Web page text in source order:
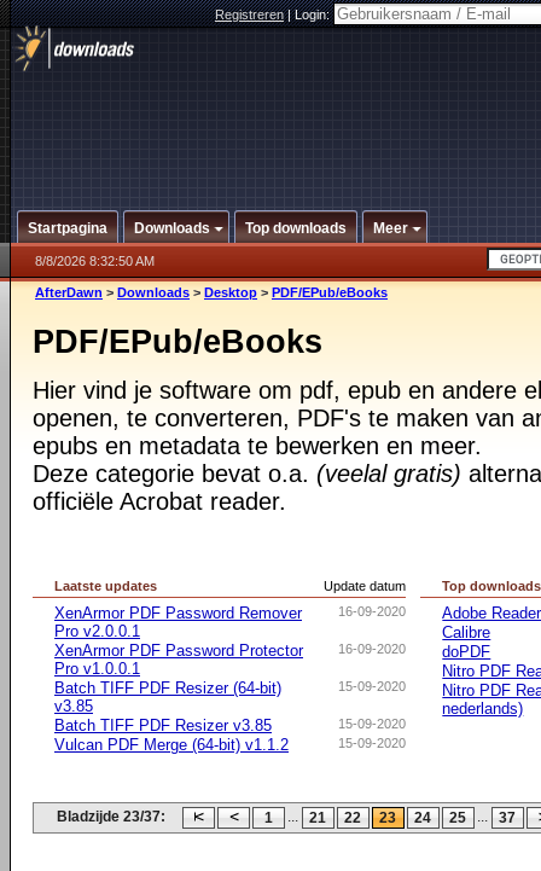
Registreren|Login:
Startpagina Downloads Top downloads Meer
8/8/2026 8:32:50 AM
AfterDawn > Downloads > Desktop > PDF/EPub/eBooks
PDF/EPub/eBooks
Hier vind je software om pdf, epub en andere
openen, te converteren, PDF's te maken van
epubs en metadata te bewerken en meer.
Deze categorie bevat o.a. (veelal gratis)
officiële Acrobat reader.
Update datum
Laatste updates
16-09-2020
XenArmor PDF Password Remover
Pro v2.0.0.1
16-09-2020
XenArmor PDF Password Protector
Pro v1.0.0.1
15-09-2020
Batch TIFF PDF Resizer (64-bit)
v3.85
15-09-2020
Batch TIFF PDF Resizer v3.85
15-09-2020
Vulcan PDF Merge (64-bit) v1.1.2
Top downloads
Adobe
Calibre
doPDF
Nitro PDF
Nitro PDF
nederlands)
Bladzijde 23/37: 1 ... 21 22 23 24 25 ... 37